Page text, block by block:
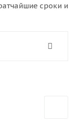
сроки и